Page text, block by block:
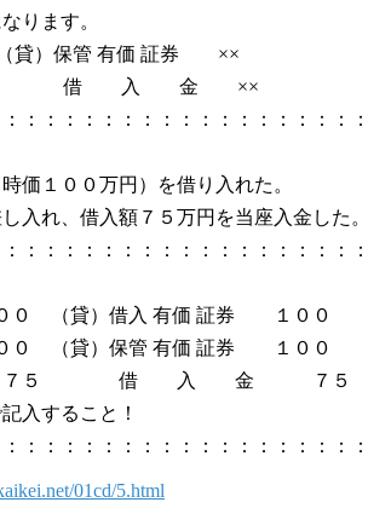
ります。
）保管 有価 証券 ××
借 入 金 ××
：：：：：：：：：：：：：：：：：：
価１００万円）を借り入れた。
入れ、借入額７５万円を当座入金した。
：：：：：：：：：：：：：：：：：：
０ （貸）借入 有価 証券 １００
０ （貸）保管 有価 証券 １００
借 入 金 ７５
入すること！
：：：：：：：：：：：：：：：：：：
01cd/5.html